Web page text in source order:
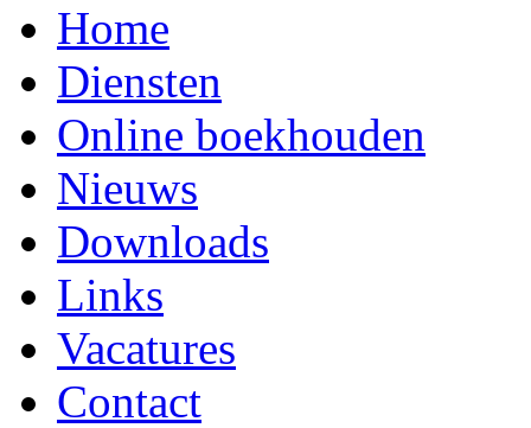
Home
Diensten
Online boekhouden
Nieuws
Downloads
Links
Vacatures
Contact